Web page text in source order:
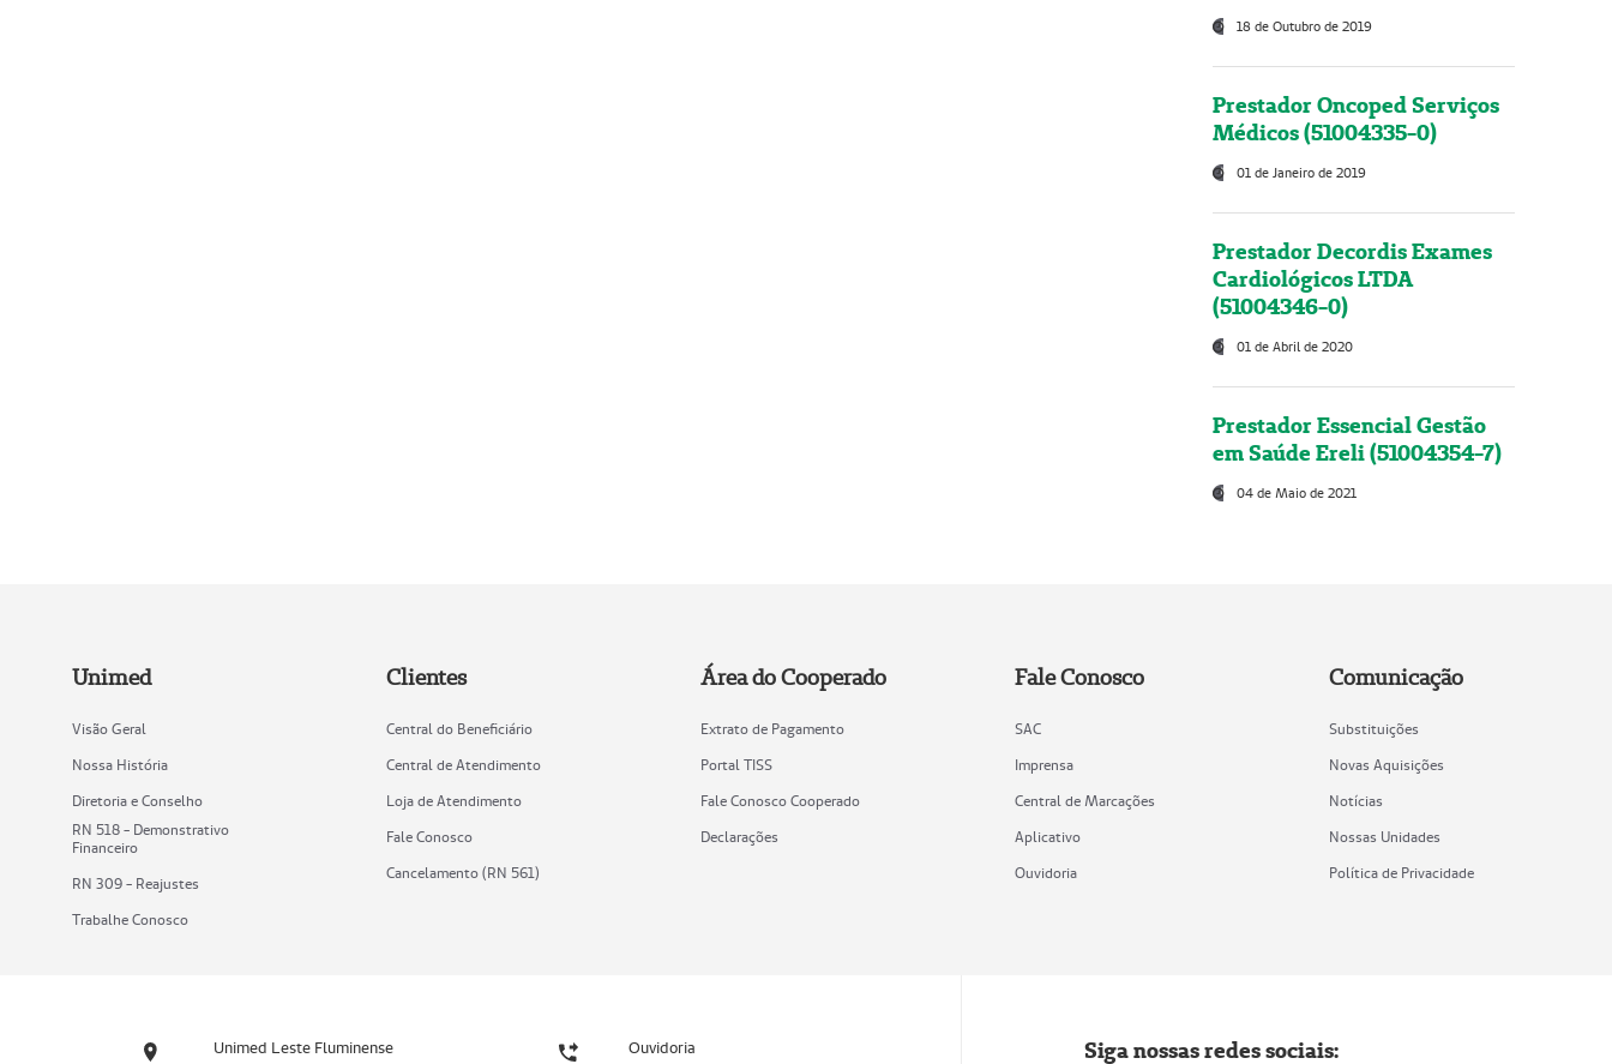
18 de Outubro de 2019
Prestador Oncoped Serviços
Médicos (51004335-0)
01 de Janeiro de 2019
Prestador Decordis Exames
Cardiológicos LTDA
(51004346-0)
01 de Abril de 2020
Prestador Essencial Gestão
em Saúde Ereli (51004354-7)
04 de Maio de 2021
Unimed
Visão Geral
Nossa História
Diretoria e Conselho
RN 518 - Demonstrativo
Financeiro
RN 309 - Reajustes
Trabalhe Conosco
Clientes
Central do Beneficiário
Central de Atendimento
Loja de Atendimento
Fale Conosco
Cancelamento (RN 561)
Área do Cooperado
Extrato de Pagamento
Portal TISS
Fale Conosco Cooperado
Declarações
Fale Conosco
SAC
Imprensa
Central de Marcações
Aplicativo
Ouvidoria
Comunicação
Substituições
Novas Aquisições
Notícias
Nossas Unidades
Política de Privacidade
Unimed Leste Fluminense Ouvidoria Siga nossas redes sociais: